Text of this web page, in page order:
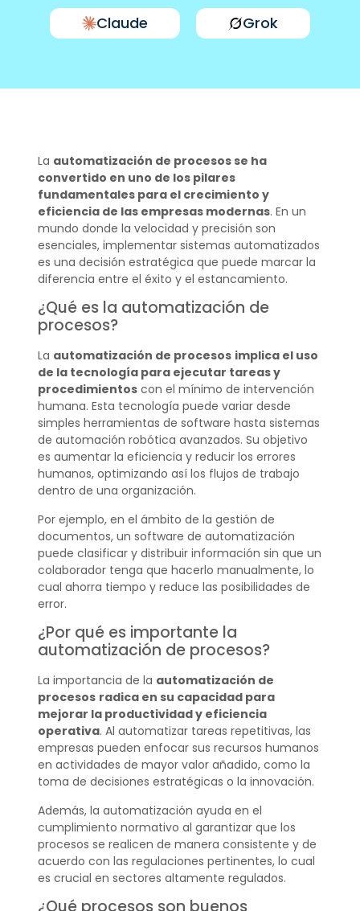
Claude Grok
La automatización de procesos se ha
convertido en uno de los pilares
fundamentales para el crecimiento y
eficiencia de las empresas modernas. En un
mundo donde la velocidad y precisión son
esenciales, implementar sistemas automatizados
es una decisión estratégica que puede marcar la
diferencia entre el éxito y el estancamiento.
¿Qué es la automatización de
procesos?
La automatización de procesos implica el uso
de la tecnología para ejecutar tareas y
procedimientoscon el mínimo de intervención
humana. Esta tecnología puede variar desde
simples herramientas de software hasta sistemas
de automación robótica avanzados. Su objetivo
es aumentar la eficiencia y reducir los errores
humanos, optimizando así los flujos de trabajo
dentro de una organización.
Por ejemplo, en el ámbito de la gestión de
documentos, un software de automatización
puede clasificar y distribuir información sin que un
colaborador tenga que hacerlo manualmente, lo
cual ahorra tiempo y reduce las posibilidades de
error.
¿Por qué es importante la
automatización de procesos?
La importancia de la automatización de
procesos radica en su capacidad para
mejorar la productividad y eficiencia
operativa. Al automatizar tareas repetitivas, las
empresas pueden enfocar sus recursos humanos
en actividades de mayor valor añadido, como la
toma de decisiones estratégicas o la innovación.
Además, la automatización ayuda en el
cumplimiento normativo al garantizar que los
procesos se realicen de manera consistente y de
acuerdo con las regulaciones pertinentes, lo cual
es crucial en sectores altamente regulados.
¿Qué procesos son buenos